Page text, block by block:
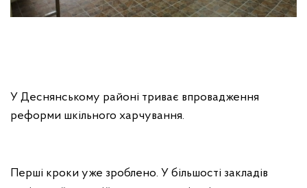
У Деснянському районі триває впровадження
реформи шкільного харчування.
Перші кроки уже зроблено. У більшості закладів